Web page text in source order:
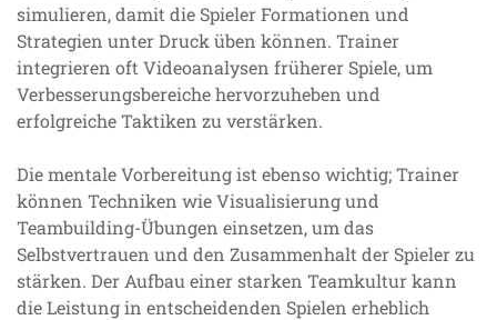
simulieren, damit die Spieler Formationen und
Strategien unter Druck üben können. Trainer
integrieren oft Videoanalysen früherer Spiele, um
Verbesserungsbereiche hervorzuheben und
erfolgreiche Taktiken zu verstärken.
Die mentale Vorbereitung ist ebenso wichtig; Trainer
können Techniken wie Visualisierung und
Teambuilding-Übungen einsetzen, um das
Selbstvertrauen und den Zusammenhalt der Spieler zu
stärken. Der Aufbau einer starken Teamkultur kann
die Leistung in entscheidenden Spielen erheblich